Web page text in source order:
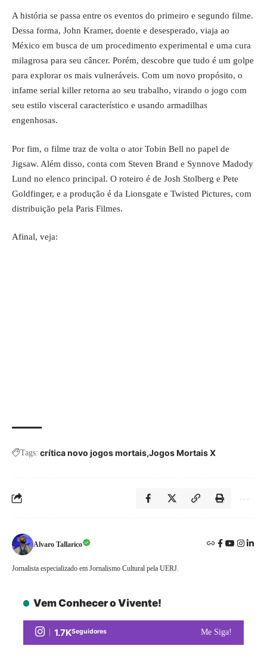
A história se passa entre os eventos do primeiro e segundo filme.
Dessa forma, John Kramer, doente e desesperado, viaja ao
México em busca de um procedimento experimental e uma cura
milagrosa para seu câncer. Porém, descobre que tudo é um golpe
para explorar os mais vulneráveis. Com um novo propósito, o
infame serial killer retorna ao seu trabalho, virando o jogo com
seu estilo visceral característico e usando armadilhas
engenhosas.
Por fim, o filme traz de volta o ator Tobin Bell no papel de
Jigsaw. Além disso, conta com Steven Brand e Synnove Madody
Lund no elenco principal. O roteiro é de Josh Stolberg e Pete
Goldfinger, e a produção é da Lionsgate e Twisted Pictures, com
distribuição pela Paris Filmes.
Afinal, veja:
Tags: crítica novo jogos mortais Jogos Mortais X
Alvaro Tallarico
Jornalista especializado em Jornalismo Cultural pela UERJ.
Vem Conhecer o Vivente!
1.7KSeguidores Me Siga!